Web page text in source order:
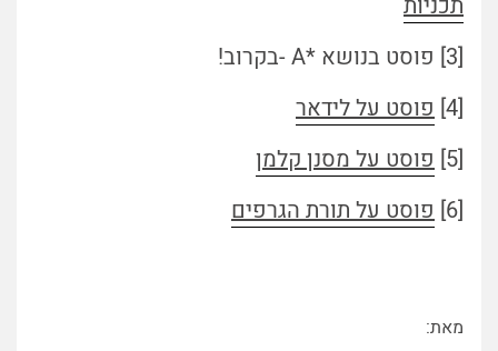
[3] פוסט בנושא *A -בקרוב!
[4]
פוסט על לידאר
[5]
פוסט על מסנן קלמן
[6]
פוסט על תורת הגרפים
מאת: